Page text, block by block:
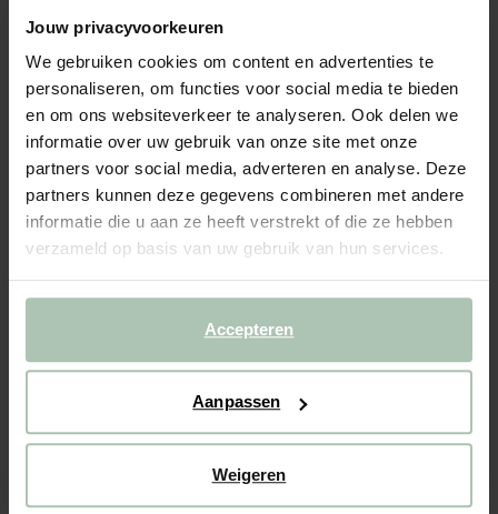
Jouw privacyvoorkeuren
We gebruiken cookies om content en advertenties te
personaliseren, om functies voor social media te bieden
en om ons websiteverkeer te analyseren. Ook delen we
informatie over uw gebruik van onze site met onze
partners voor social media, adverteren en analyse. Deze
partners kunnen deze gegevens combineren met andere
informatie die u aan ze heeft verstrekt of die ze hebben
verzameld op basis van uw gebruik van hun services.
Accepteren
Aanpassen
Weigeren
Gekozen maat: Onesize
Levertijd: 1–2 werkdagen
IN WINKELMAND
Gratis verzending naar winkel
Snelle levering